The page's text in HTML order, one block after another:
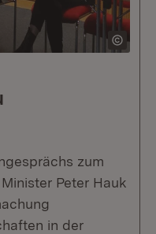
zum
Peter Hauk
in der